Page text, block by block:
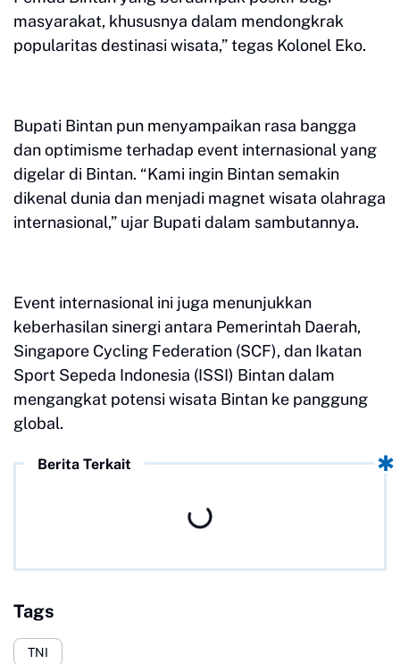
masyarakat, khususnya dalam mendongkrak
popularitas destinasi wisata,” tegas Kolonel Eko.
Bupati Bintan pun menyampaikan rasa bangga
dan optimisme terhadap event internasional yang
digelar di Bintan. “Kami ingin Bintan semakin
dikenal dunia dan menjadi magnet wisata olahraga
internasional,” ujar Bupati dalam sambutannya.
Event internasional ini juga menunjukkan
keberhasilan sinergi antara Pemerintah Daerah,
Singapore Cycling Federation (SCF), dan Ikatan
Sport Sepeda Indonesia (ISSI) Bintan dalam
mengangkat potensi wisata Bintan ke panggung
global.
Berita Terkait
Tags
TNI